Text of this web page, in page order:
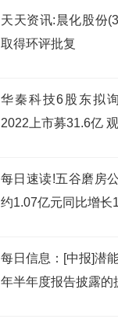
天天资讯:晨化股份
取得环评批复
华秦科技6股东拟
2022上市募31.6亿
每日速读!五谷磨房
约1.07亿元同比增长
每日信息：[中报]潜
年半年度报告披露的